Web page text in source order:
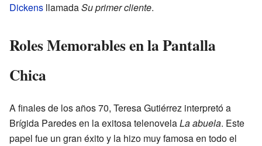
Dickens llamadaSu primer cliente.
Roles Memorables en la Pantalla
Chica
A finales de los años 70, Teresa Gutiérrez interpretó a
Brígida Paredes en la exitosa telenovelaLa abuela. Este
papel fue un gran éxito y la hizo muy famosa en todo el